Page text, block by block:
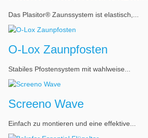
Das Plasitor® Zaunssystem ist elastisch,...
O-Lox Zaunpfosten
Stabiles Pfostensystem mit wahlweise...
Screeno Wave
Einfach zu montieren und eine effektive...